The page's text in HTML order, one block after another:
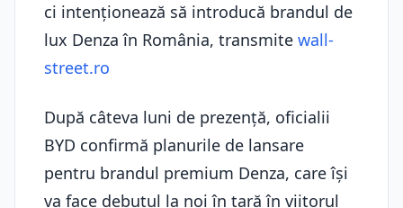
ci intenționează să introducă brandul de
lux Denza în România, transmite wall-
street.ro
După câteva luni de prezență, oficialii
BYD confirmă planurile de lansare
pentru brandul premium Denza, care își
va face debutul la noi în țară în viitorul